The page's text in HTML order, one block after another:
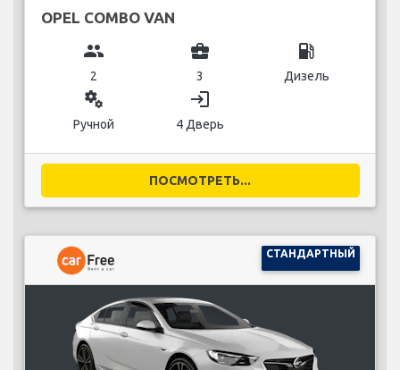
OPEL COMBO VAN
group
2
business_center
3
local_gas_station
Дизель
miscellaneous_services
Ручной
login
4 Дверь
ПОСМОТРЕТЬ...
СТАНДАРТНЫЙ